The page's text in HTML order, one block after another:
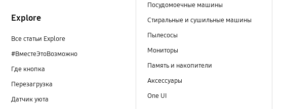
Explore
Все статьи Explore
#ВместеЭтоВозможно
Где кнопка
Перезагрузка
Датчик уюта
Посудомоечные машины
Стиральные и сушильные машины
Пылесосы
Мониторы
Память и накопители
Аксессуары
One UI